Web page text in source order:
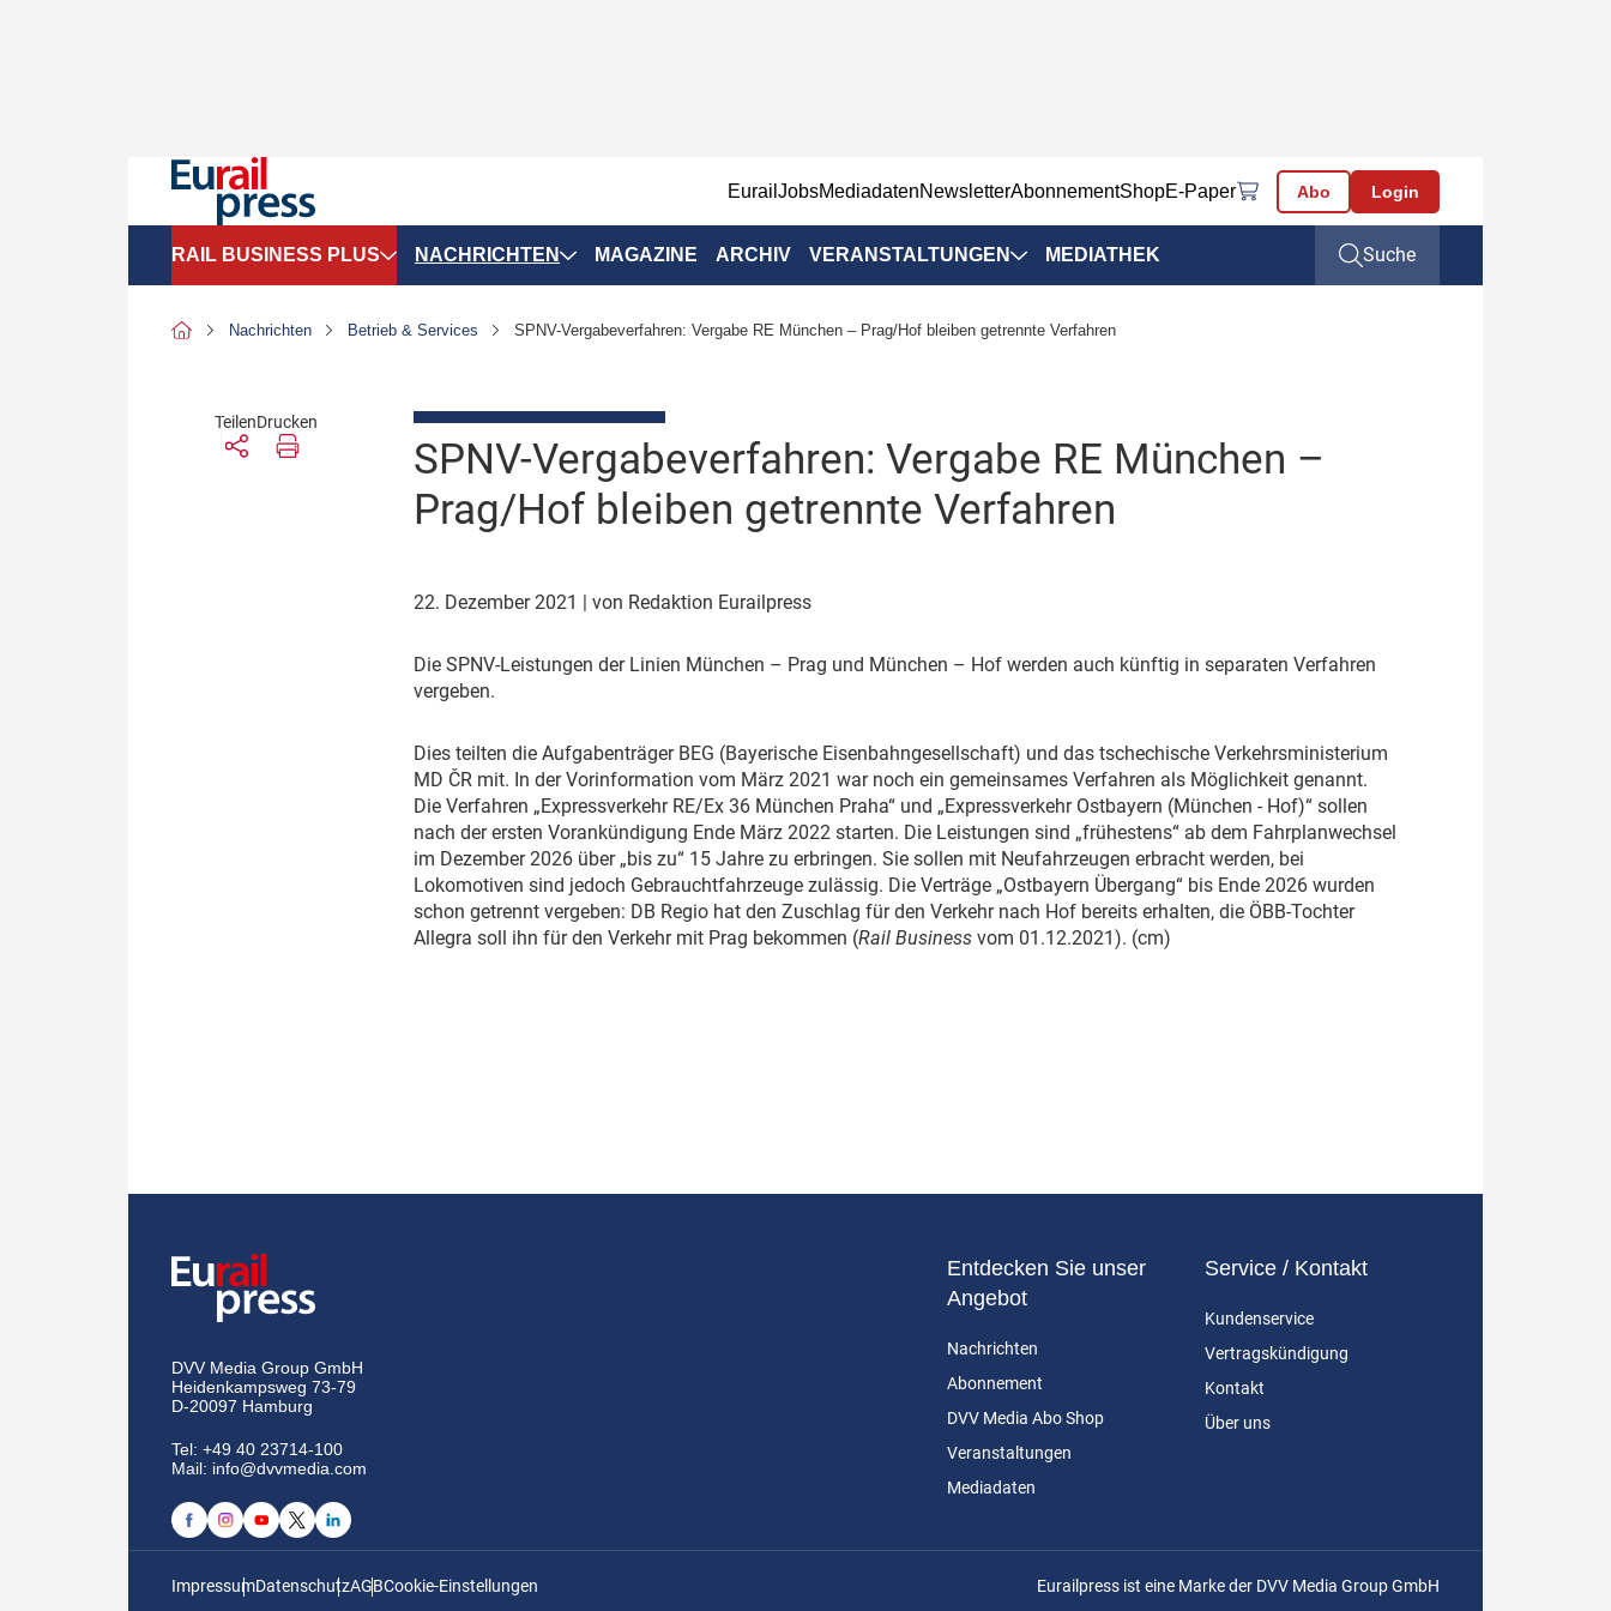
EurailJobsMediadatenNewsletterAbonnementShopE-Paper Abo Login
RAIL BUSINESS PLUS
SPNV-Marktdaten
Bilanzen
Marktplatz: Wer macht was?
Dossier: Generalsanierung
NACHRICHTEN
Personen & Positionen
Unternehmen & Märkte
Betrieb & Services
Infrastruktur & Ausrüstung
ÖPNV
MAGAZINE ARCHIV VERANSTALTUNGEN
Veranstaltungen
Branchentermine
MEDIATHEK Suche
Nachrichten Betrieb & Services SPNV-Vergabeverfahren: Vergabe RE München – Prag/Hof bleiben getrennte Verfahren
SPNV-Vergabeverfahren: Vergabe RE München –
Prag/Hof bleiben getrennte Verfahren
22. Dezember 2021 | von Redaktion Eurailpress
Die SPNV-Leistungen der Linien München – Prag und München – Hof werden auch künftig in separaten Verfahren
vergeben.
Dies teilten die Aufgabenträger BEG (Bayerische Eisenbahngesellschaft) und das tschechische Verkehrsministerium
MD ČR mit. In der Vorinformation vom März 2021 war noch ein gemeinsames Verfahren als Möglichkeit genannt.
Die Verfahren „Expressverkehr RE/Ex 36 München Praha“ und „Expressverkehr Ostbayern (München - Hof)“ sollen
nach der ersten Vorankündigung Ende März 2022 starten. Die Leistungen sind „frühestens“ ab dem Fahrplanwechsel
im Dezember 2026 über „bis zu“ 15 Jahre zu erbringen. Sie sollen mit Neufahrzeugen erbracht werden, bei
Lokomotiven sind jedoch Gebrauchtfahrzeuge zulässig. Die Verträge „Ostbayern Übergang“ bis Ende 2026 wurden
schon getrennt vergeben: DB Regio hat den Zuschlag für den Verkehr nach Hof bereits erhalten, die ÖBB-Tochter
Allegra soll ihn für den Verkehr mit Prag bekommen (Rail Business vom 01.12.2021). (cm)
TeilenDrucken
DVV Media Group GmbH
Heidenkampsweg 73-79
D-20097 Hamburg
Tel: +49 40 23714-100
Mail: info@dvvmedia.com
Entdecken Sie unser
Angebot
Nachrichten
Abonnement
DVV Media Abo Shop
Veranstaltungen
Mediadaten
Service / Kontakt
Kundenservice
Vertragskündigung
Kontakt
Über uns
ImpressumDatenschutzAGBCookie-Einstellungen Eurailpress ist eine Marke der DVV Media Group GmbH